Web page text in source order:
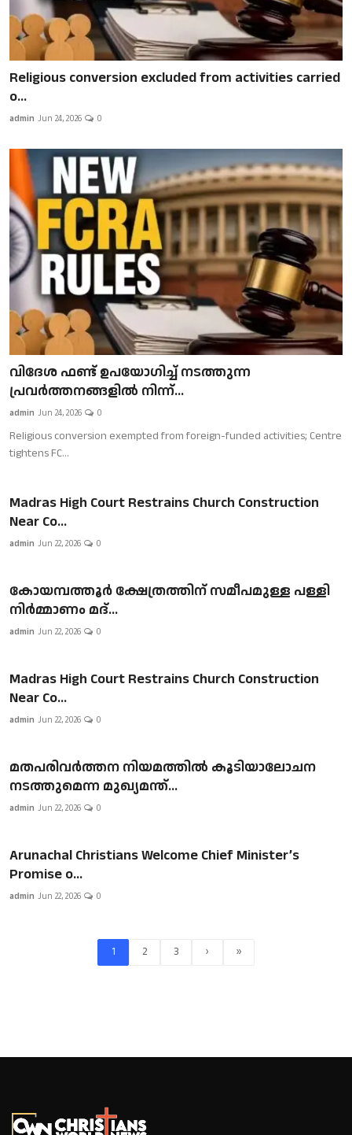
Religious conversion excluded from activities carried
o...
admin Jun 24, 2026 0
വിദേശ ഫണ്ട് ഉപയോഗിച്ച് നടത്തുന്ന
പ്രവർത്തനങ്ങളിൽ നിന്ന്...
admin Jun 24, 2026 0
Religious conversion exempted from foreign-funded activities; Centre
tightens FC...
Madras High Court Restrains Church Construction
Near Co...
admin Jun 22, 2026 0
കോയമ്പത്തൂർ ക്ഷേത്രത്തിന് സമീപമുള്ള പള്ളി
നിർമ്മാണം മദ്...
admin Jun 22, 2026 0
Madras High Court Restrains Church Construction
Near Co...
admin Jun 22, 2026 0
മതപരിവർത്തന നിയമത്തിൽ കൂടിയാലോചന
നടത്തുമെന്ന മുഖ്യമന്ത്...
admin Jun 22, 2026 0
Arunachal Christians Welcome Chief Minister’s
Promise o...
admin Jun 22, 2026 0
1 2 3 › »